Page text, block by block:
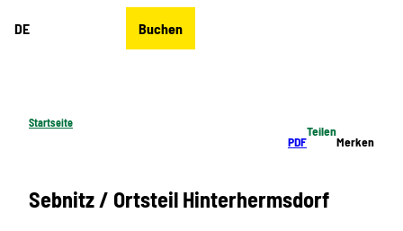
DE Buchen
Startseite
PDF
Teilen
Merken
Sebnitz / Ortsteil Hinterhermsdorf